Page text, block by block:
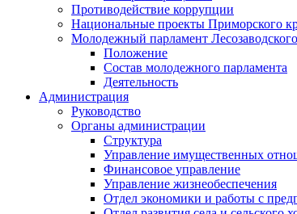
Противодействие коррупции
Национальные проекты Приморского
Молодежный парламент
Положение
Состав молодежного парламента
Деятельность
Администрация
Руководство
Органы администрации
Структура
Управление имущественных
Финансовое управление
Управление жизнеобеспечения
Отдел экономики и работы с